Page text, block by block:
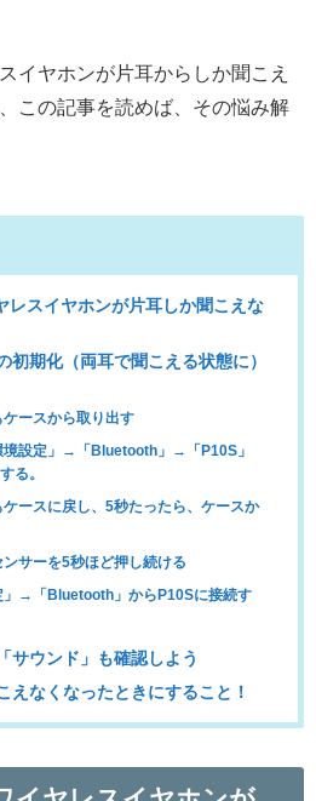
イヤホンが片耳からしか聞こえ
この記事を読めば、その悩み解
レスイヤホンが片耳しか聞こえな
初期化（両耳で聞こえる状態に）
ースから取り出す
境設定」→「Bluetooth」→「P10S」
る。
ースに戻し、5秒たったら、ケースか
サーを5秒ほど押し続ける
」→「Bluetooth」からP10Sに接続す
サウンド」も確認しよう
えなくなったときにすること！